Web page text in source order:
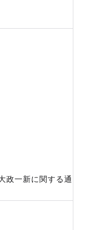
政一新に関する通